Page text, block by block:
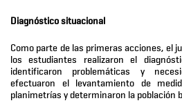
Diagnóstico situacional
Como parte de las primeras acciones, el
los estudiantes realizaron el
identificaron problemáticas y
efectuaron el levantamiento de
planimetrías y determinaron la población